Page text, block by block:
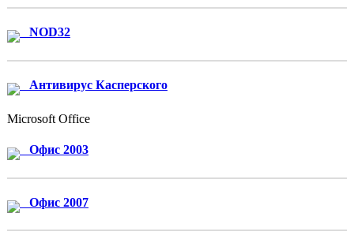
NOD32
Антивирус Касперского
Microsoft Office
Офис 2003
Офис 2007